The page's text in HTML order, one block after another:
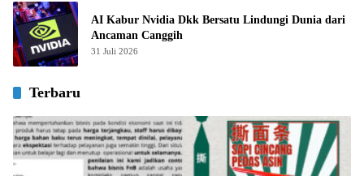
AI Kabur Nvidia Dkk Bersatu Lindungi Dunia dari
Ancaman Canggih
31 Juli 2026
Terbaru